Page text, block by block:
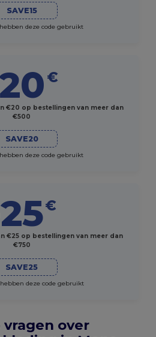
SAVE15
deze code gebruikt
€
€20 op bestellingen van meer dan
€500
SAVE20
deze code gebruikt
€
€25 op bestellingen van meer dan
€750
SAVE25
deze code gebruikt
over